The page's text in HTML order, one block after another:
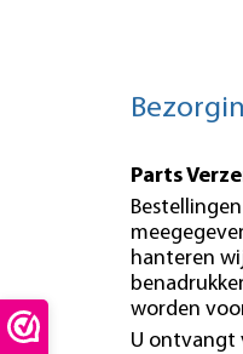
Parts
hanteren
worden
U ontvangt